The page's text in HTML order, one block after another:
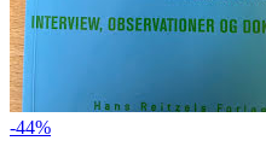
-44%